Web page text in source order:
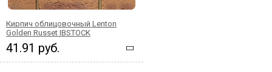
Кирпич облицовочный Lenton
Golden Russet IBSTOCK
41.91 руб.